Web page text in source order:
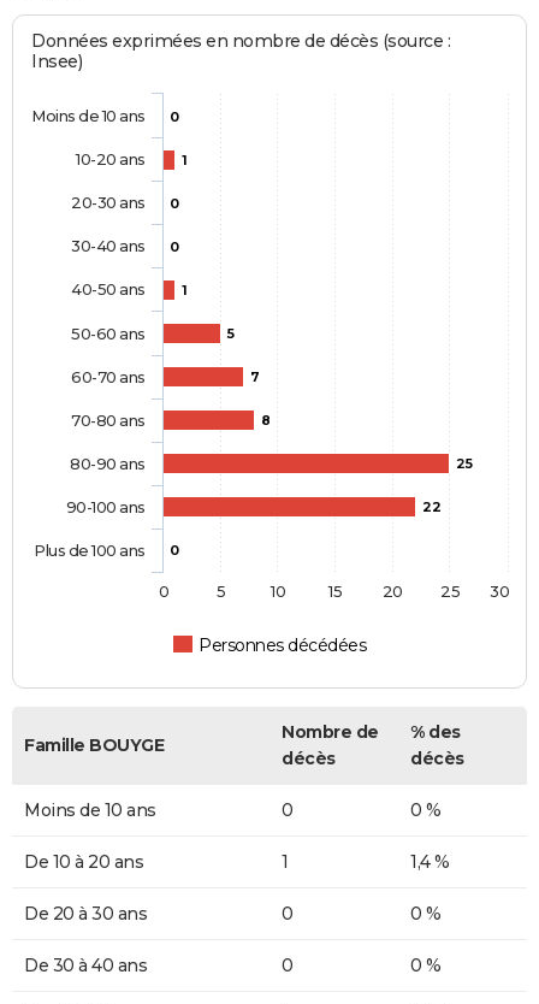
Données exprimées en nombre de décès (source :
Insee)
0
1
0
0
1
5
7
8
25
22
0
Personnes décédées
Moins de 10 ans
10-20 ans
20-30 ans
30-40 ans
40-50 ans
50-60 ans
60-70 ans
70-80 ans
80-90 ans
90-100 ans
Plus de 100 ans
0 5 10 15 20 25 30
Famille BOUYGE
Nombre de
décès
% des
décès
Moins de 10 ans 0 0 %
De 10 à 20 ans 1 1,4 %
De 20 à 30 ans 0 0 %
De 30 à 40 ans 0 0 %